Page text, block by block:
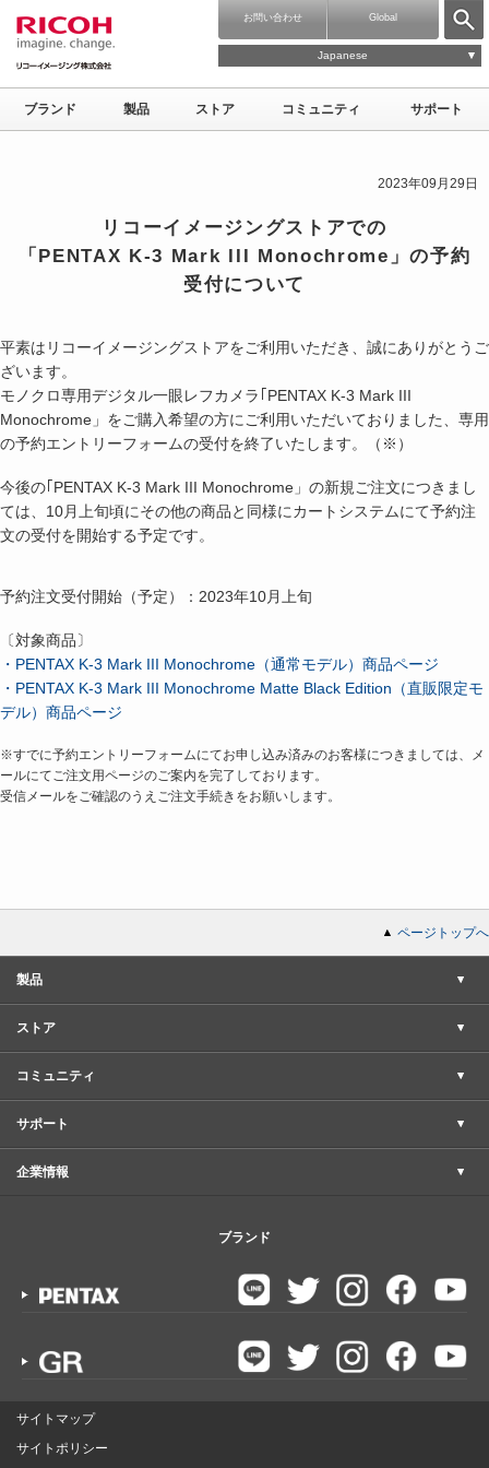
お問い合わせ Global
Japanese
ブランド 製品 ストア コミュニティ サポート
2023年09月29日
リコーイメージングストアでの
「PENTAX K-3 Mark III Monochrome」の予約
受付について
平素はリコーイメージングストアをご利用いただき、誠にありがとうご
ざいます。
モノクロ専用デジタル一眼レフカメラ｢PENTAX K-3 Mark III
Monochrome」をご購入希望の方にご利用いただいておりました、専用
の予約エントリーフォームの受付を終了いたします。（※）
今後の｢PENTAX K-3 Mark III Monochrome」の新規ご注文につきまし
ては、10月上旬頃にその他の商品と同様にカートシステムにて予約注
文の受付を開始する予定です。
予約注文受付開始（予定）：2023年10月上旬
〔対象商品〕
・PENTAX K-3 Mark III Monochrome（通常モデル）商品ページ
・PENTAX K-3 Mark III Monochrome Matte Black Edition（直販限定モ
デル）商品ページ
※すでに予約エントリーフォームにてお申し込み済みのお客様につきましては、メ
ールにてご注文用ページのご案内を完了しております。
受信メールをご確認のうえご注文手続きをお願いします。
ページトップへ
製品
ストア
コミュニティ
サポート
企業情報
ブランド
サイトマップ
サイトポリシー